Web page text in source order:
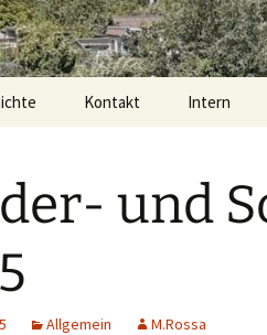
des
Seeburg
Kontakt Intern
und
Allgemein M.Rossa